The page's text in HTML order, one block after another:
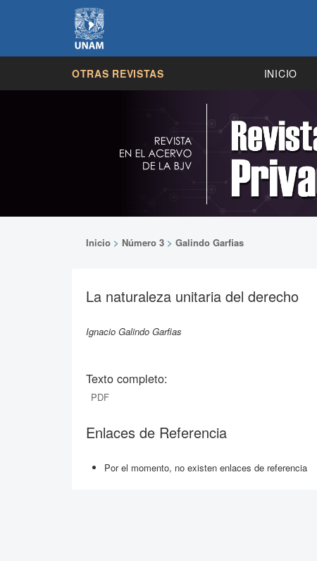
OTRAS REVISTAS INICIO
Inicio > Número 3 > Galindo Garfias
La naturaleza unitaria del derecho
Ignacio Galindo Garfias
Texto completo:
PDF
Enlaces de Referencia
Por el momento, no existen enlaces de referencia